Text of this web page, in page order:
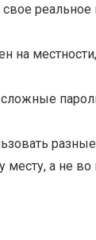
на
а не во